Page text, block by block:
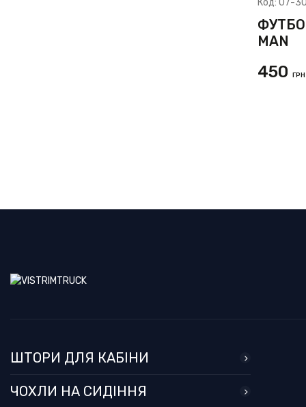
Код: 07-
MAN
450 ГРН
ШТОРИ ДЛЯ КАБІНИ
ЧОХЛИ НА СИДІННЯ